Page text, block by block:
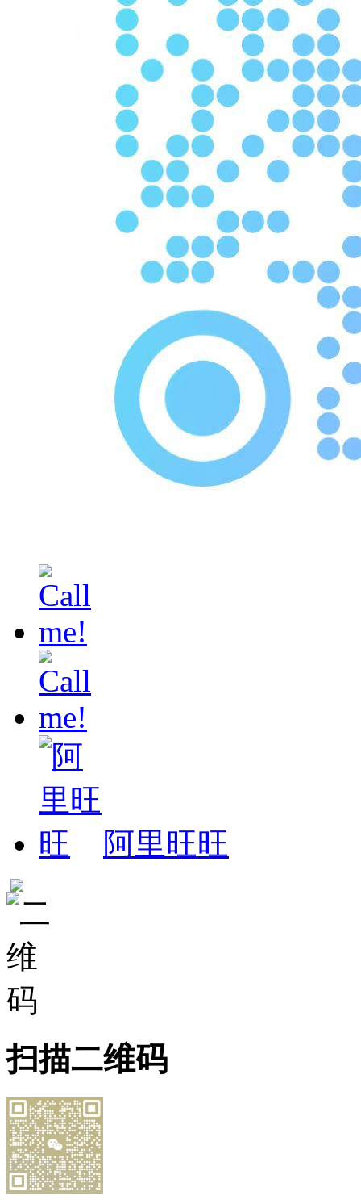
阿里旺旺
扫描二维码